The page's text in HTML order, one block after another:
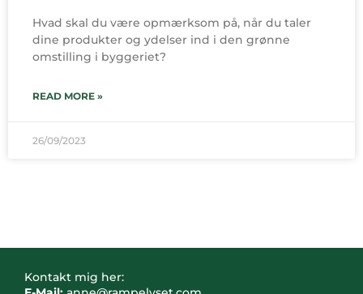
Hvad skal du være opmærksom på, når du taler
dine produkter og ydelser ind i den grønne
omstilling i byggeriet?
READ MORE »
26/09/2023
Kontakt mig her: